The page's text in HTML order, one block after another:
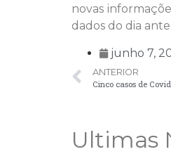
novas
dados do dia
junho 7,
ANTERIOR
Cinco casos de
Ultimas